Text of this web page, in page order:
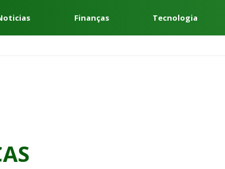
Finanças Tecnologia